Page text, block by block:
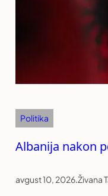
Politika
Albanija nakon
avgust 10, 2026.Živana